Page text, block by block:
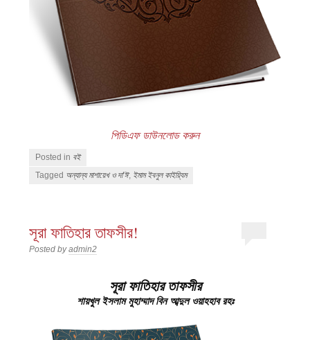
পিডিএফ ডাউনলোড করুন
Posted in বই
Tagged অন্যান্য মাশায়েখ ও দা'ঈ, ইমাম ইবনুল কাইয়্যিম
সূরা ফাতিহার তাফসীর!
Posted byadmin2
সূরা ফাতিহার তাফসীর
শায়খুল ইসলাম মুহাম্মাদ বিন আব্দুল ওয়াহহাব রহঃ